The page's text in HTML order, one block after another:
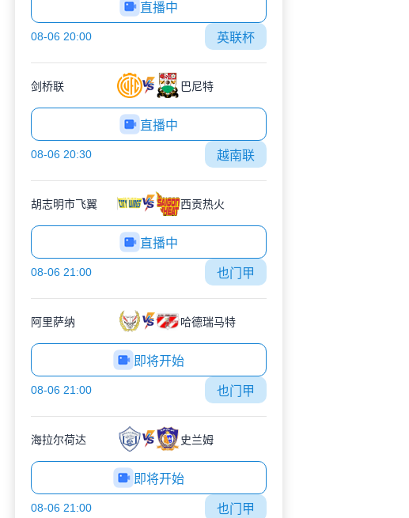
直播中
08-06 20:00 英联杯
剑桥联 巴尼特
直播中
08-06 20:30 越南联
胡志明市飞翼 西贡热火
直播中
08-06 21:00 也门甲
阿里萨纳 哈德瑞马特
即将开始
08-06 21:00 也门甲
海拉尔荷达 史兰姆
即将开始
08-06 21:00 也门甲